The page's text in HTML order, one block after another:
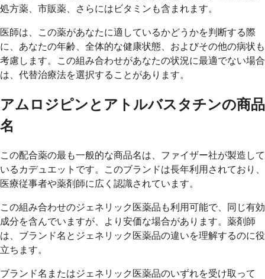
処方薬、市販薬、さらにはビタミンも含まれます。
医師は、この薬があなたに適しているかどうかを判断する際
に、あなたの年齢、全体的な健康状態、およびその他の病状も
考慮します。この組み合わせがあなたの状況に最適でない場合
は、代替治療法を選択することがあります。
アムロジピンとアトルバスタチンの商品
名
この配合薬の最も一般的な商品名は、ファイザー社が製造して
いるカデュエットです。このブランドは長年利用されており、
医療従事者や薬剤師に広く認識されています。
この組み合わせのジェネリック医薬品も利用可能で、同じ有効
成分を含んでいますが、より安価な場合があります。薬剤師
は、ブランド名とジェネリック医薬品の違いを理解するのに役
立ちます。
ブランド名またはジェネリック医薬品のいずれを受け取って